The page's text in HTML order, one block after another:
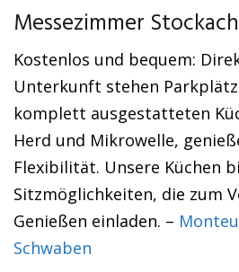
Messezimmer
Kostenlos und bequem:
Unterkunft stehen
komplett ausgestatteten
Herd und Mikrowelle,
Flexibilität. Unsere Küchen
Sitzmöglichkeiten, die zum
Genießen einladen. –
Schwaben